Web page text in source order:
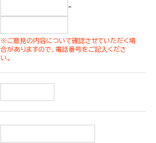
-
※ご意見の内容について確認させていただく場
合がありますので、電話番号をご記入くださ
い。